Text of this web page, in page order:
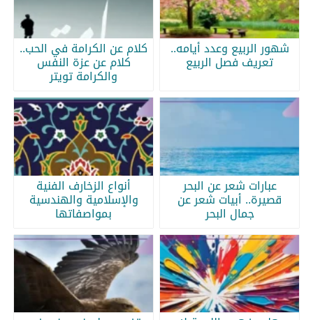
شهور الربيع وعدد أيامه..
تعريف فصل الربيع
كلام عن الكرامة في الحب..
كلام عن عزة النفس
والكرامة تويتر
عبارات شعر عن البحر
قصيرة.. أبيات شعر عن
جمال البحر
أنواع الزخارف الفنية
والإسلامية والهندسية
بمواصفاتها